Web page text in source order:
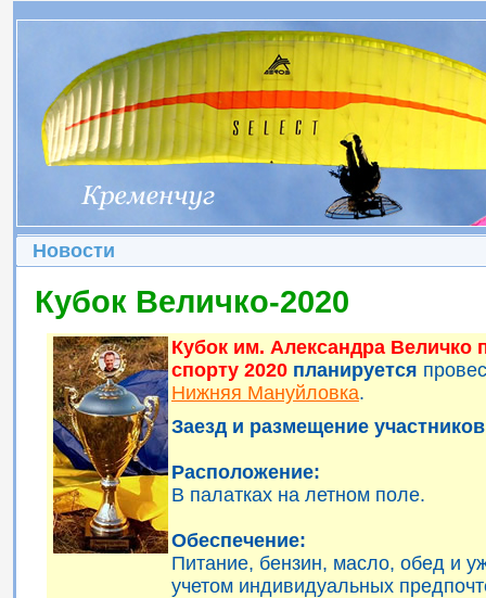
Новости
Кубок Величко-2020
Кубок им. Александра Величко
спорту 2020 планируется
Нижняя Мануйловка.
Заезд и размещение
Расположение:
В палатках на летном поле.
Обеспечение:
Питание, бензин, масло, обед и
учетом индивидуальных